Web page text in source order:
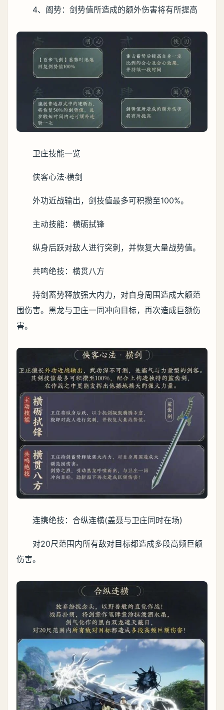
4、阖势：剑势值所造成的额外伤害将有所提高
卫庄技能一览
侠客心法·横剑
外功近战输出，剑技值最多可积攒至100%。
主动技能：横砺拭锋
纵身后跃对敌人进行突刺，并恢复大量战势值。
共鸣绝技：横贯八方
持剑蓄势释放强大内力，对自身周围造成大额范
围伤害。黑龙与卫庄一同冲向目标，再次造成巨额伤
害。
连携绝技：合纵连横(盖聂与卫庄同时在场)
对20尺范围内所有敌对目标都造成多段高频巨额
伤害。